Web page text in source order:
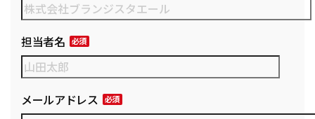
担当者名
メールアドレス